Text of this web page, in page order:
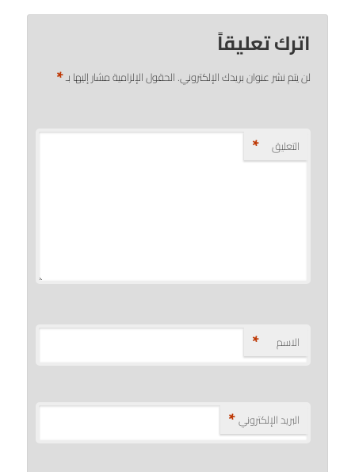
اترك تعليقاً
لن يتم نشر عنوان بريدك الإلكتروني. الحقول الإلزامية مشار إليها بـ*
التعليق *
الاسم *
البريد الإلكتروني*